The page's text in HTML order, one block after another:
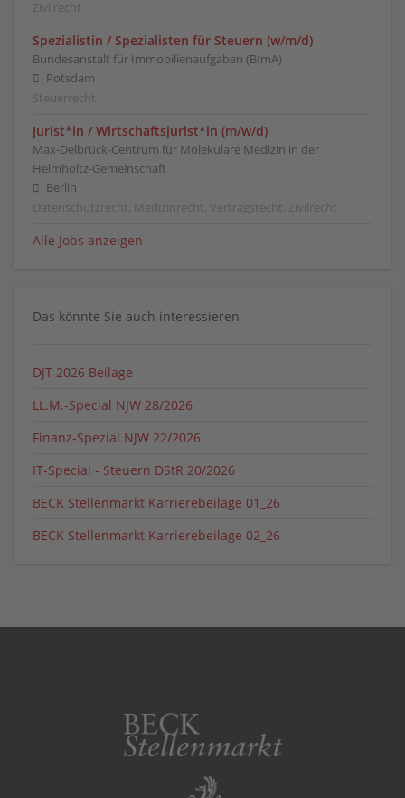
Zivilrecht
Spezialistin / Spezialisten für Steuern (w/m/d)
Bundesanstalt für Immobilienaufgaben (BImA)
Potsdam
Steuerrecht
Jurist*in / Wirtschafts­jurist*in (m/w/d)
Max-Delbrück-Centrum für Molekulare Medizin in der
Helmholtz-Gemeinschaft
Berlin
Datenschutzrecht, Medizinrecht, Vertragsrecht, Zivilrecht
Alle Jobs anzeigen
Das könnte Sie auch interessieren
DJT 2026 Beilage
LL.M.-Special NJW 28/2026
Finanz-Spezial NJW 22/2026
IT-Special - Steuern DStR 20/2026
BECK Stellenmarkt Karrierebeilage 01_26
BECK Stellenmarkt Karrierebeilage 02_26